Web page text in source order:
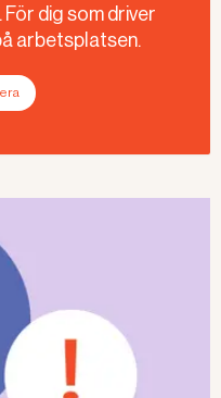
dig som driver
arbetsplatsen.